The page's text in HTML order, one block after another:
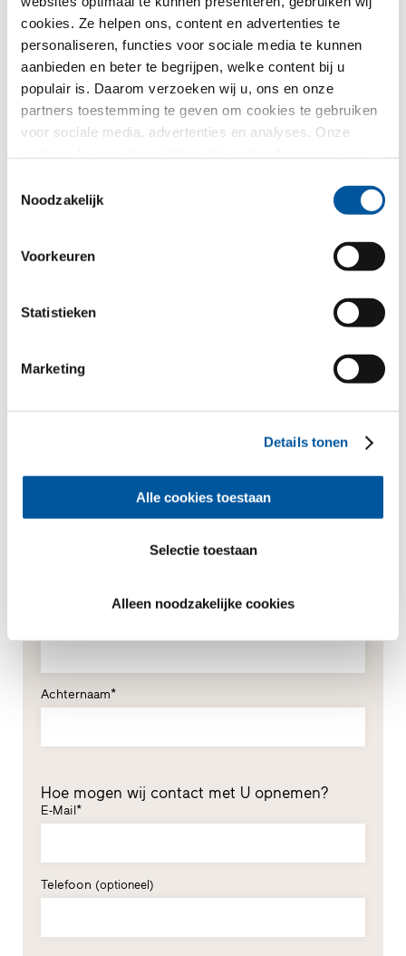
cookies. Ze helpen ons, content en advertenties te
personaliseren, functies voor sociale media te kunnen
aanbieden en beter te begrijpen, welke content bij u
populair is. Daarom verzoeken wij u, ons en onze
partners toestemming te geven om cookies te gebruiken
voor sociale media, advertenties en analyses. Onze
kader van uw gebruik van de diensten hebben
Noodzakelijk
Voorkeuren
Statistieken
Marketing
Details tonen
Alle cookies toestaan
Selectie toestaan
Alleen noodzakelijke cookies
Voor welk thema heeft u vooral interesse?
Kozijnen
Huisdeuren
Uw bericht
Uw persoonlijke gegevens
*Verplichte velden
Achternaam*
Hoe mogen wij contact met U opnemen?
E-Mail*
Telefoon (optioneel)